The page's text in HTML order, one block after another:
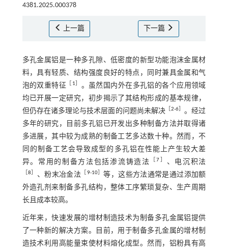
4381.2025.000378
上一篇 下一篇
多孔金属铝是一种多孔隙、低密度的新型功能泡沫金属材
料，具有轻质、结构强度良好的特点，同时兼具金属和气
泡的双重特征
1
。虽然国内外在多孔铝的各个应用领域
均已开展一定研究，初步揭示了其结构形成的基本规律，
但仍存在诸多理论与技术层面的问题尚未解决 ［2-6
。经过
多年的研究，目前多孔铝已开发出多种制备方法并取得诸
多进展，其中较为成熟的制备工艺多达数十种。然而，不
同的制备工艺会导致成型的多孔铝在性能上产生较大差
异。常用的制备方法包括渗流铸造法
［7 、电沉积法
8 、粉末冶金法 9-10］等，这些方法通常是通过添加额
外造孔剂来制备多孔结构，整体工序繁琐复杂、生产周期
长且成本较高。
近年来，快速发展的增材制造技术为制备多孔金属铝提供
了一种新的解决方案。目前，用于制备多孔金属的增材制
造技术利用高能量束使材料熔化成型。然而，铝粉具有高